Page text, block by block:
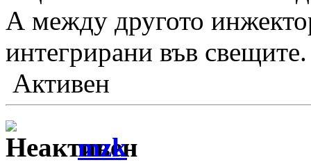
А между другото
интегрирани във свещите.
Активен
mzk